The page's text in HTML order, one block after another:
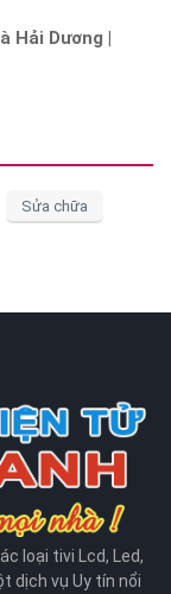
Hải Dương |
Sửa chữa
loại tivi Lcd, Led,
dịch vụ Uy tín nổi